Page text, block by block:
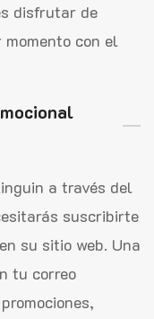
disfrutar de
con el
a través del
suscribirte
su sitio web. Una
tu correo